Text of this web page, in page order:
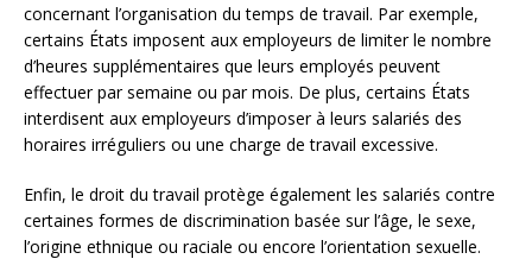
concernant l’organisation du temps de travail. Par exemple,
certains États imposent aux employeurs de limiter le nombre
d’heures supplémentaires que leurs employés peuvent
effectuer par semaine ou par mois. De plus, certains États
interdisent aux employeurs d’imposer à leurs salariés des
horaires irréguliers ou une charge de travail excessive.
Enfin, le droit du travail protège également les salariés contre
certaines formes de discrimination basée sur l’âge, le sexe,
l’origine ethnique ou raciale ou encore l’orientation sexuelle.